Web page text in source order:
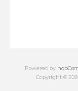
Powered by
Copyright ©